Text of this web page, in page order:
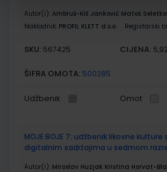
Autor(i): Ambruš-Kiš Janković Matoš
Nakladnik: PROFIL KLETT d.o.o. Registarski
SKU: 567425 CIJENA:
ŠIFRA OMOTA: 500285
Udžbenik Omot
MOJE BOJE 7; udžbenik likovne
digitalnim sadržajima u sedmom
Autor(i): Miroslav Huzjak Kristina Horvat-